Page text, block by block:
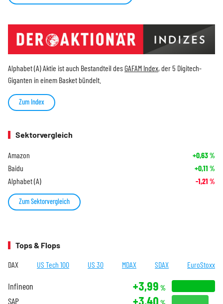
Alphabet (A) Aktie ist auch Bestandteil desGAFAM Index, der 5 Digitech-
Giganten in einem Basket bündelt.
Zum Index
Sektorvergleich
Amazon +0,63%
Baidu +0,11 %
Alphabet (A) -1,21 %
Zum Sektorvergleich
Tops & Flops
DAX US Tech 100 US 30 MDAX SDAX EuroStoxx
Infineon +3,99 %
SAP +3,40